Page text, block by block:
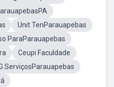
Unit TenParauapebas
ParaParauapebas
Ceupi Faculdade
ServiçosParauapebas